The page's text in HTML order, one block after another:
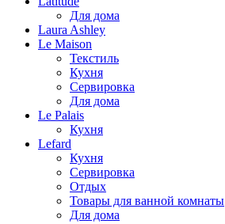
Для дома
Laura Ashley
Le Maison
Текстиль
Кухня
Сервировка
Для дома
Le Palais
Кухня
Lefard
Кухня
Сервировка
Отдых
Товары для ванной комнаты
Для дома